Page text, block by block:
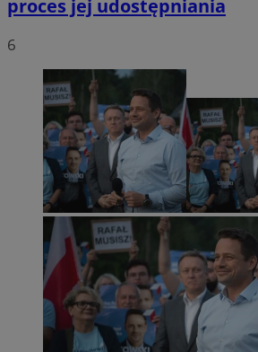
proces jej udostępniania
6